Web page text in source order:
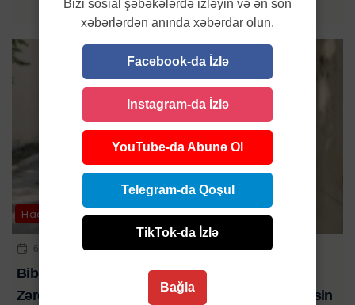
Hadisə
6 AVQ 2026 | 21:01
Bibim həkim səhlənkarlığının qurbanı oldu-
Zərdabda baş verən ağır yol qəzasında ölən şəxsin
Bizi sosial şəbəkələrdə izləyin və ən son
xəbərlərdən anında xəbərdar olun.
Facebook-da İzlə
Instagram-da İzlə
YouTube-da Abunə Ol
Telegram-da Qoşul
TikTok-da İzlə
Bağla